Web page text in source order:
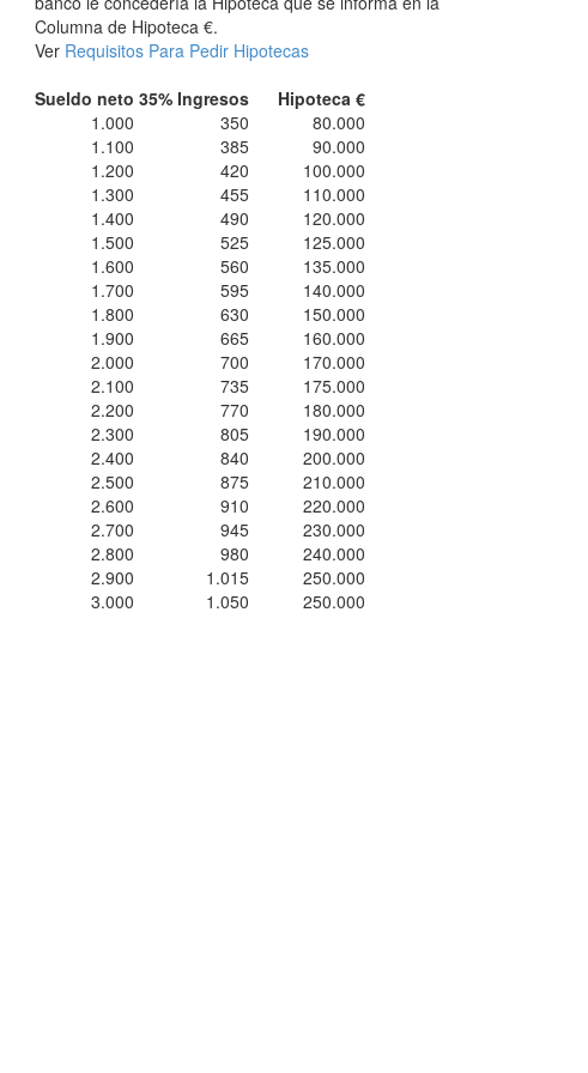
Columna de Hipoteca €.
Ver Requisitos Para Pedir Hipotecas
Sueldo neto 35% Ingresos
Hipoteca €
1.000
350
80.000
1.100
385
90.000
1.200
420
100.000
1.300
455
110.000
1.400
490
120.000
1.500
525
125.000
1.600
560
135.000
1.700
595
140.000
1.800
630
150.000
1.900
665
160.000
2.000
700
170.000
2.100
735
175.000
2.200
770
180.000
2.300
805
190.000
2.400
840
200.000
2.500
875
210.000
2.600
910
220.000
2.700
945
230.000
2.800
980
240.000
2.900
1.015
250.000
3.000
1.050 250.000